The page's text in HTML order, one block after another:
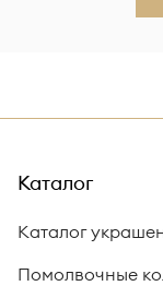
Каталог
Каталог
Помолвочные